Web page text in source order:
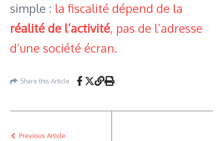
simple : la fiscalité dépend de la
réalité de l’activité, pas de l’adresse
d’une société écran.
Share this Article
Previous Article